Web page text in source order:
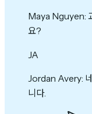
Maya Nguyen:
요?
JA
Jordan Avery:
니다.